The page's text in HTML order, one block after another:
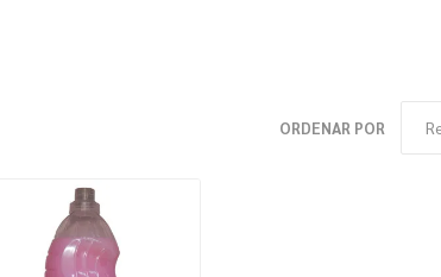
ORDENAR POR